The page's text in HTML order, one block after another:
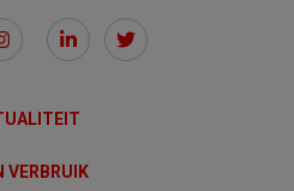
VERBRUIK